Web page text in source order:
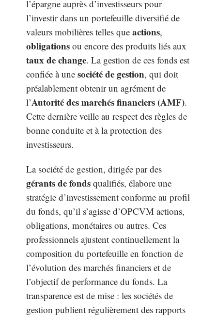
l’épargne auprès d’investisseurs pour
l’investir dans un portefeuille diversifié de
valeurs mobilières telles que actions,
obligations ou encore des produits liés aux
taux de change. La gestion de ces fonds est
confiée à une société de gestion, qui doit
préalablement obtenir un agrément de
l’Autorité des marchés financiers (AMF).
Cette dernière veille au respect des règles de
bonne conduite et à la protection des
investisseurs.
La société de gestion, dirigée par des
gérants de fonds qualifiés, élabore une
stratégie d’investissement conforme au profil
du fonds, qu’il s’agisse d’OPCVM actions,
obligations, monétaires ou autres. Ces
professionnels ajustent continuellement la
composition du portefeuille en fonction de
l’évolution des marchés financiers et de
l’objectif de performance du fonds. La
transparence est de mise : les sociétés de
gestion publient régulièrement des rapports